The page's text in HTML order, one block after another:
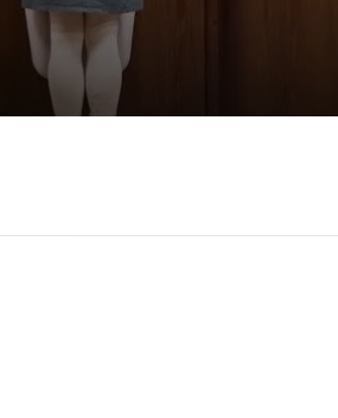
в съда
в Пловдивско за месец